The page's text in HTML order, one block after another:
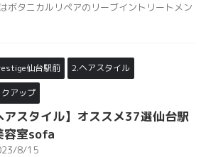
ボタニカルリペアのリーブイントリートメン
仙台駅前 2.ヘアスタイル
クアップ
アスタイル】オススメ37選仙台駅
容室sofa
8/15